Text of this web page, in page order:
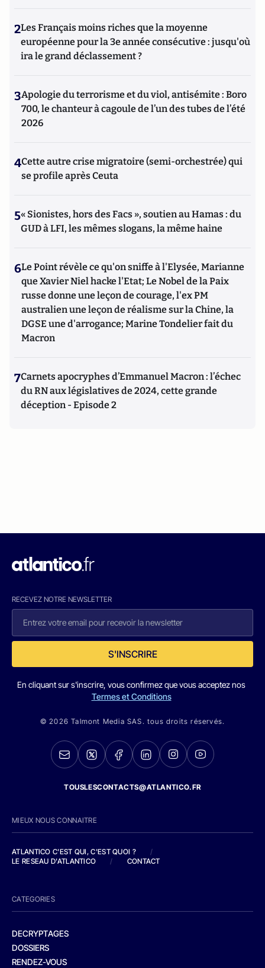
2Les Français moins riches que la moyenne
européenne pour la 3e année consécutive : jusqu'où
ira le grand déclassement ?
3Apologie du terrorisme et du viol, antisémite : Boro
700, le chanteur à cagoule de l’un des tubes de l’été
2026
4Cette autre crise migratoire (semi-orchestrée) qui
se profile après Ceuta
5« Sionistes, hors des Facs », soutien au Hamas : du
GUD à LFI, les mêmes slogans, la même haine
6Le Point révèle ce qu'on sniffe à l'Elysée, Marianne
que Xavier Niel hacke l'Etat; Le Nobel de la Paix
russe donne une leçon de courage, l'ex PM
australien une leçon de réalisme sur la Chine, la
DGSE une d'arrogance; Marine Tondelier fait du
Macron
7Carnets apocryphes d’Emmanuel Macron : l’échec
du RN aux législatives de 2024, cette grande
déception - Episode 2
RECEVEZ NOTRE NEWSLETTER
S'INSCRIRE
En cliquant sur s'inscrire, vous confirmez que vous acceptez nos
Termes et Conditions
© 2026 Talmont Media SAS. tous droits réservés.
TOUSLESCONTACTS@ATLANTICO.FR
MIEUX NOUS CONNAITRE
ATLANTICO C'EST QUI, C'EST QUOI ?
/
LE RESEAU D'ATLANTICO
/ CONTACT
CATEGORIES
DECRYPTAGES
DOSSIERS
RENDEZ-VOUS